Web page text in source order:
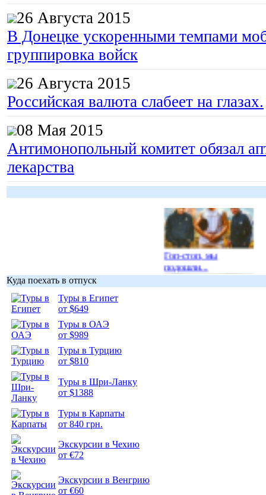
26 Августа 2015
В Донецке ускоренными темпами
группировка войск
26 Августа 2015
Российская валюта слабеет на глазах.
08 Мая 2015
Антимонопольный комитет обязал
лекарства
Гоп-стоп, мы
подошли...
Куда поехать в отпуск
Туры в Египет
от $649
Туры в ОАЭ
от $989
Туры в Турцию
от $810
Туры в Шри-Ланку
от $1388
Туры в Карпаты
от 840 грн.
Экскурсии в Чехию
от €72
Экскурсии в Венгрию
от €60